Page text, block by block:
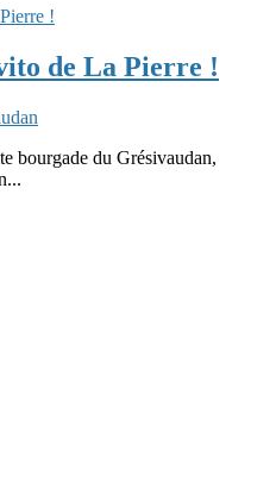
de La Pierre !
bourgade du Grésivaudan,